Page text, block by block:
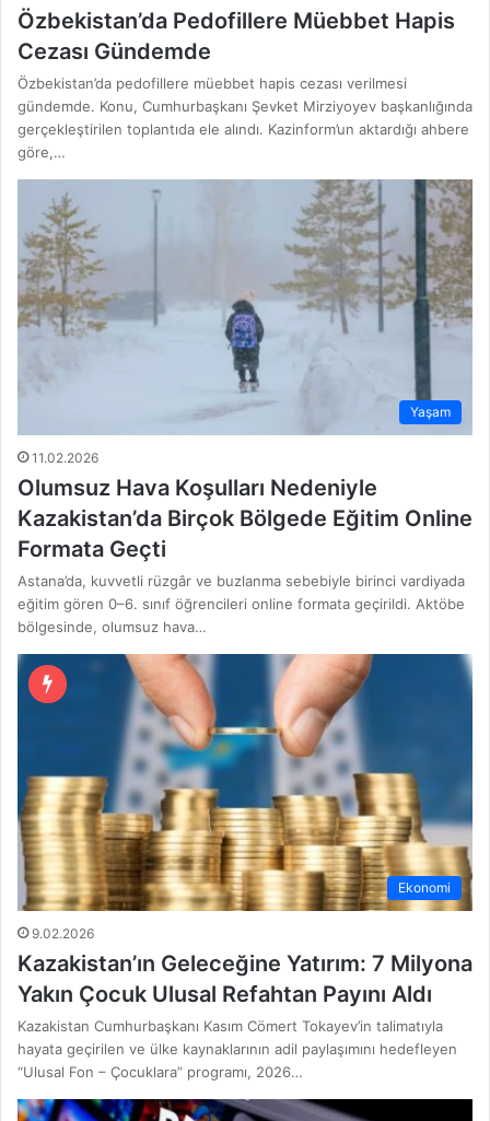
Özbekistan’da Pedofillere Müebbet Hapis
Cezası Gündemde
Özbekistan’da pedofillere müebbet hapis cezası verilmesi
gündemde. Konu, Cumhurbaşkanı Şevket Mirziyoyev başkanlığında
gerçekleştirilen toplantıda ele alındı. Kazinform’un aktardığı ahbere
göre,…
Yaşam
11.02.2026
Olumsuz Hava Koşulları Nedeniyle
Kazakistan’da Birçok Bölgede Eğitim Online
Formata Geçti
Astana’da, kuvvetli rüzgâr ve buzlanma sebebiyle birinci vardiyada
eğitim gören 0–6. sınıf öğrencileri online formata geçirildi. Aktöbe
bölgesinde, olumsuz hava…
Ekonomi
9.02.2026
Kazakistan’ın Geleceğine Yatırım: 7 Milyona
Yakın Çocuk Ulusal Refahtan Payını Aldı
Kazakistan Cumhurbaşkanı Kasım Cömert Tokayev’in talimatıyla
hayata geçirilen ve ülke kaynaklarının adil paylaşımını hedefleyen
“Ulusal Fon – Çocuklara” programı, 2026…